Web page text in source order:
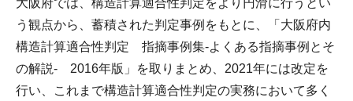
大阪府では、構造計算適合性判定をより円滑に行うとい
う観点から、蓄積された判定事例をもとに、「大阪府内
構造計算適合性判定 指摘事例集-よくある指摘事例とそ
の解説- 2016年版」を取りまとめ、2021年には改定を
行い、これまで構造計算適合性判定の実務において多く